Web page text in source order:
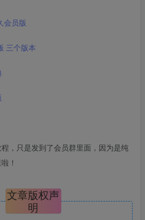
会员版
三个版本
，只是发到了会员群里面，因为是纯
！
文章版权声
明